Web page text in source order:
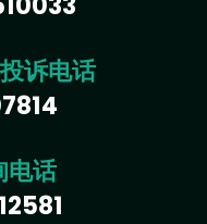
诉电话
电话